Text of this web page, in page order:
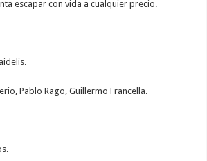
escapar con vida a cualquier precio.
Pablo Rago, Guillermo Francella.